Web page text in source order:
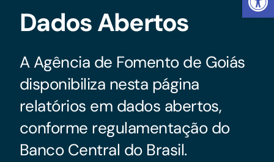
Atendimento
Sustentabilidade
Acesso à Informação
Dados Abertos
A Agência de Fomento de Goiás
disponibiliza nesta página
relatórios em dados abertos,
conforme regulamentação do
Banco Central do Brasil.